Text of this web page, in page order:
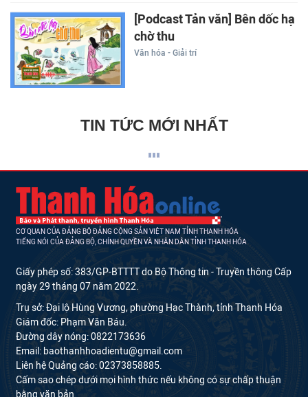
[Podcast Tản văn] Bên dốc hạ
chờ thu
Văn hóa - Giải trí
TIN TỨC MỚI NHẤT
CƠ QUAN CỦA ĐẢNG BỘ ĐẢNG CỘNG SẢN VIỆT NAM TỈNH THANH HÓA
TIẾNG NÓI CỦA ĐẢNG BỘ, CHÍNH QUYỀN VÀ NHÂN DÂN TỈNH THANH HÓA
Giấy phép số: 383/GP-BTTTT do Bộ Thông tin - Truyền thông Cấp
ngày 29 tháng 07 năm 2022.
Trụ sở: Đại lộ Hùng Vương, phường Hạc Thành, tỉnh Thanh Hóa
Giám đốc: Phạm Văn Báu.
Đường dây nóng: 0822173636
Email: baothanhhoadientu@gmail.com
Liên hệ Quảng cáo: 02373858885.
Cấm sao chép dưới mọi hình thức nếu không có sự chấp thuận
bằng văn bản.